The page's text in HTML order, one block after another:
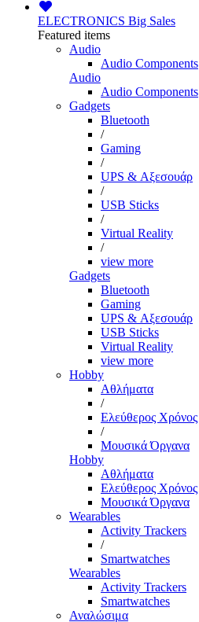
ELECTRONICS Big Sales
Featured items
Audio
Audio Components
Audio
Audio Components
Gadgets
Bluetooth
/
Gaming
/
UPS & Αξεσουάρ
/
USB Sticks
/
Virtual Reality
/
view more
Gadgets
Bluetooth
Gaming
UPS & Αξεσουάρ
USB Sticks
Virtual Reality
view more
Hobby
Αθλήματα
/
Ελεύθερος Χρόνος
/
Μουσικά Όργανα
Hobby
Αθλήματα
Ελεύθερος Χρόνος
Μουσικά Όργανα
Wearables
Activity Trackers
/
Smartwatches
Wearables
Activity Trackers
Smartwatches
Αναλώσιμα